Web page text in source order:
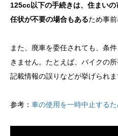
125cc以下の手続きは、住まい
任状が不要の場合もあるため事
また、廃車を委任されても、条
きません。たとえば、バイクの
記載情報の誤りなどが挙げられま
参考： 車の使用を一時中止する